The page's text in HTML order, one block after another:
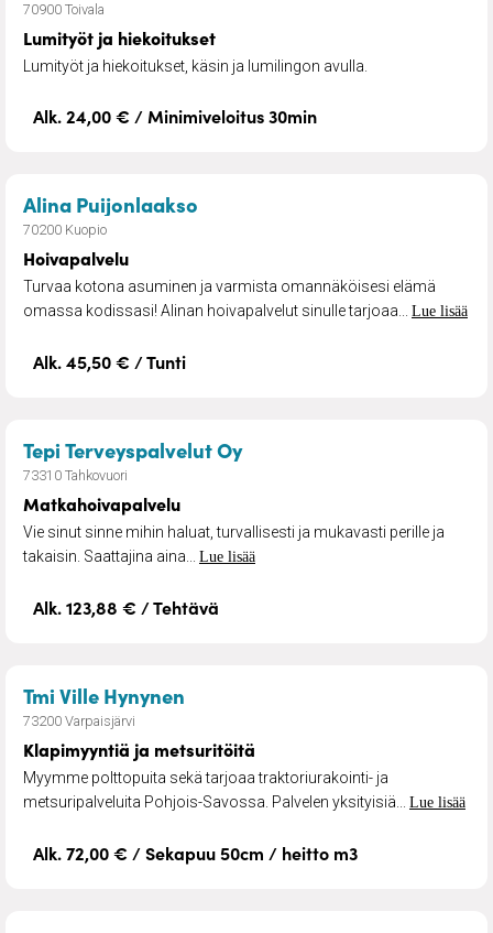
70900 Toivala
Lumityöt ja hiekoitukset
Lumityöt ja hiekoitukset, käsin ja lumilingon avulla.
Alk. 24,00 € / Minimiveloitus 30min
Alina Puijonlaakso
70200 Kuopio
Hoivapalvelu
Turvaa kotona asuminen ja varmista omannäköisesi elämä
omassa kodissasi! Alinan hoivapalvelut sinulle tarjoaa... Lue lisää
Alk. 45,50 € / Tunti
Tepi Terveyspalvelut Oy– Matkahoivapalvelu
73310 Tahkovuori
Matkahoivapalvelu
Vie sinut sinne mihin haluat, turvallisesti ja mukavasti perille ja
takaisin. Saattajina aina... Lue lisää
Alk. 123,88 € / Tehtävä
Tmi Ville Hynynen
73200 Varpaisjärvi
Klapimyyntiä ja metsuritöitä
Myymme polttopuita sekä tarjoaa traktoriurakointi- ja
metsuripalveluita Pohjois-Savossa. Palvelen yksityisiä... Lue lisää
Alk. 72,00 € / Sekapuu 50cm / heitto m3